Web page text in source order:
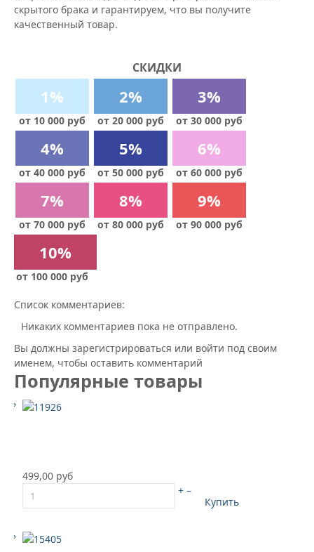
скрытого брака и гарантируем, что вы получите
качественный товар.
СКИДКИ
1%
от 10 000 руб
2%
от 20 000 руб
3%
от 30 000 руб
4%
от 40 000 руб
5%
от 50 000 руб
6%
от 60 000 руб
7%
от 70 000 руб
8%
от 80 000 руб
9%
от 90 000 руб
10%
от 100 000 руб
Список комментариев:
Никаких комментариев пока не отправлено.
Вы должны зарегистрироваться или войти под своим
именем, чтобы оставить комментарий
Популярные товары
499,00 руб
+ –
Купить